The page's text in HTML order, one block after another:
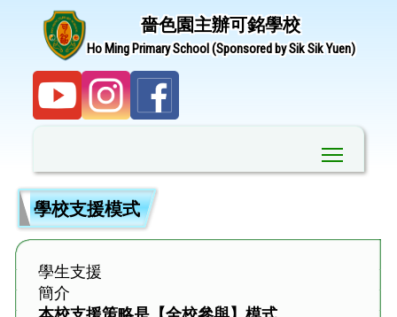
嗇色園主辦可銘學校
Ho Ming Primary School (Sponsored by Sik Sik Yuen)
學校支援模式
學生支援
簡介